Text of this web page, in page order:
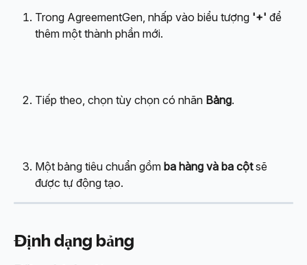
Trong AgreementGen, nhấp vào biểu tượng '+' để
thêm một thành phần mới.
Tiếp theo, chọn tùy chọn có nhãn Bảng.
Một bảng tiêu chuẩn gồm ba hàng và ba cột sẽ
được tự động tạo.
Định dạng bảng